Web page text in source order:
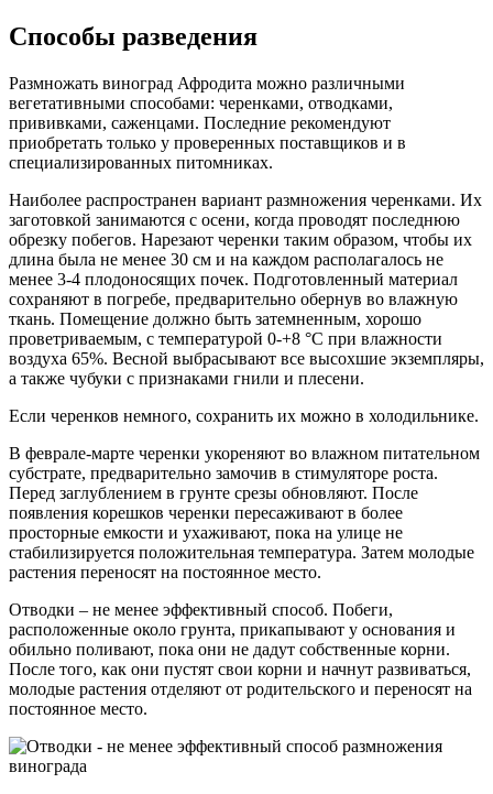
Способы разведения
Размножать виноград Афродита можно различными
вегетативными способами: черенками, отводками,
прививками, саженцами. Последние рекомендуют
приобретать только у проверенных поставщиков и в
специализированных питомниках.
Наиболее распространен вариант размножения черенками. Их
заготовкой занимаются с осени, когда проводят последнюю
обрезку побегов. Нарезают черенки таким образом, чтобы их
длина была не менее 30 см и на каждом располагалось не
менее 3-4 плодоносящих почек. Подготовленный материал
сохраняют в погребе, предварительно обернув во влажную
ткань. Помещение должно быть затемненным, хорошо
проветриваемым, с температурой 0-+8 °С при влажности
воздуха 65%. Весной выбрасывают все высохшие экземпляры,
а также чубуки с признаками гнили и плесени.
Если черенков немного, сохранить их можно в холодильнике.
В феврале-марте черенки укореняют во влажном питательном
субстрате, предварительно замочив в стимуляторе роста.
Перед заглублением в грунте срезы обновляют. После
появления корешков черенки пересаживают в более
просторные емкости и ухаживают, пока на улице не
стабилизируется положительная температура. Затем молодые
растения переносят на постоянное место.
Отводки – не менее эффективный способ. Побеги,
расположенные около грунта, прикапывают у основания и
обильно поливают, пока они не дадут собственные корни.
После того, как они пустят свои корни и начнут развиваться,
молодые растения отделяют от родительского и переносят на
постоянное место.